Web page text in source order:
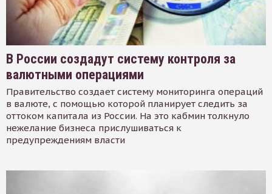
В России создадут систему контроля за
валютными операциями
Правительство создает систему мониторинга операций
в валюте, с помощью которой планирует следить за
оттоком капитала из России. На это кабмин толкнуло
нежелание бизнеса прислушиваться к
предупреждениям власти